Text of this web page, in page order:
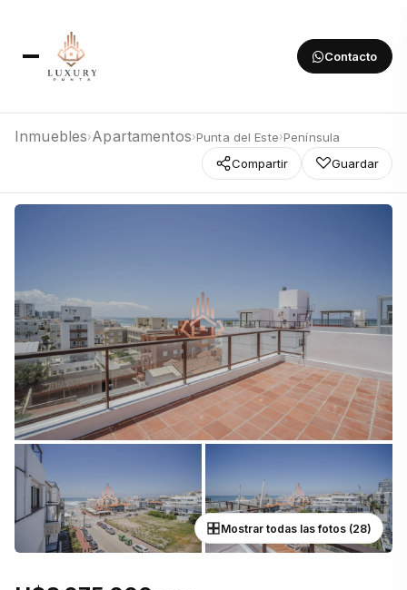
Contacto
Inmuebles›Apartamentos›Punta del Este›Península
Compartir
Guardar
Mostrar todas las fotos (28)